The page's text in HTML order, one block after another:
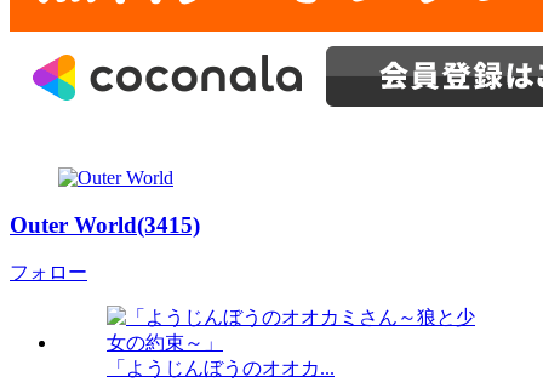
Outer World(3415)
フォロー
「ようじんぼうのオオカ...